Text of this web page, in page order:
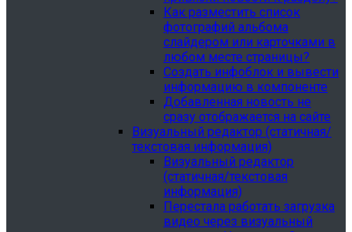
Как разместить список
фотографий альбома
слайдером или карточками в
любом месте страницы?
Создать инфоблок и вывести
информацию в компоненте
Добавленная новость не
сразу отображается на сайте
Визуальный редактор (статичная/
текстовая информация)
Визуальный редактор
(статичная/текстовая
информация)
Перестала работать загрузка
видео через визуальный